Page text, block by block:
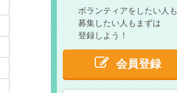
ボランティアをしたい人も
募集したい人もまずは
登録しよう！
会員登録